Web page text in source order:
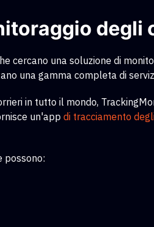
degli
cercano una soluzione di
una gamma completa di
in tutto il mondo,
un'app di tracciamento
possono: